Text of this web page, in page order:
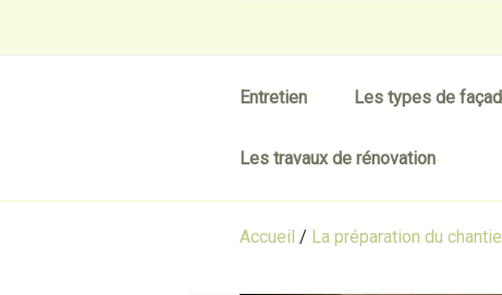
Entretien Les types de
Les travaux de rénovation
Accueil / La préparation du